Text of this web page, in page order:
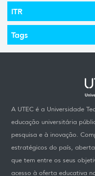
ITR
Tags
A UTEC é a Universidade
educação universitária
pesquisa e à inovação.
estratégicos do país,
que tem entre os seus
acesso à oferta educativa